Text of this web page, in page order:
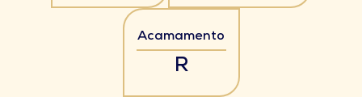
Acamamento
R